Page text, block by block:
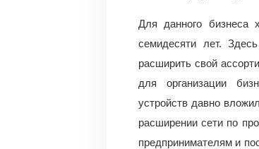
Для данного бизнеса
семидесяти лет.
расширить свой
для организации
устройств давно
расширении сети по
предпринимателям и